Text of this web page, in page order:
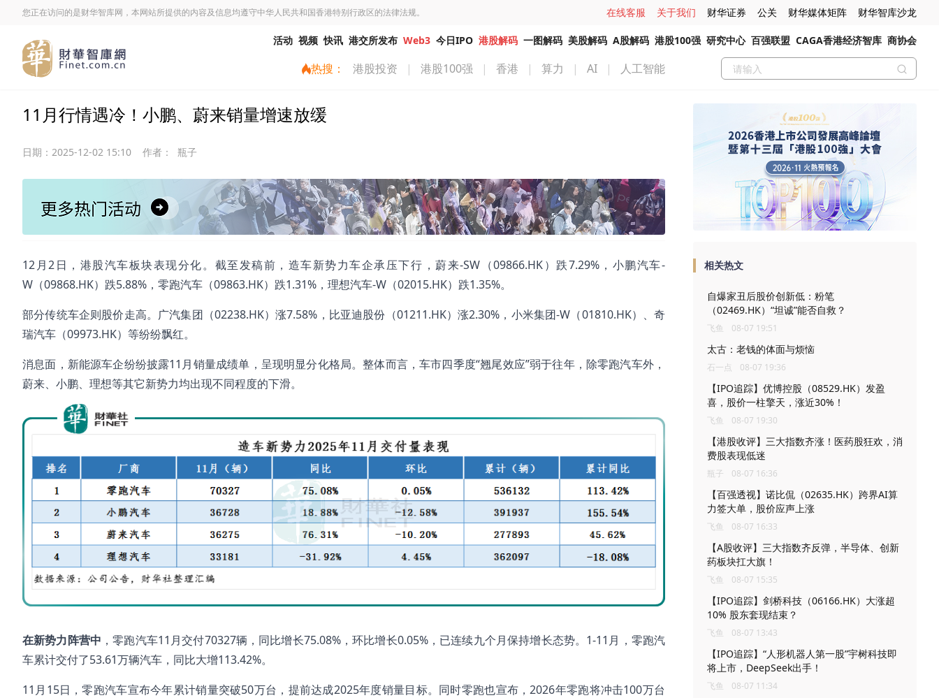
您正在访问的是财华智库网，本网站所提供的内容及信息均遵守中华人民共和国香港特别行政区的法律法规。 在线客服 关于我们 财华证券 公关 财华媒体矩阵 财华智库沙龙
活动 视频 快讯 港交所发布 Web3 今日IPO 港股解码 一图解码 美股解码 A股解码 港股100强 研究中心 百强联盟 CAGA香港经济智库 商协会
热搜： 港股投资 | 港股100强 | 香港 | 算力 | AI | 人工智能
11月行情遇冷！小鹏、蔚来销量增速放缓
日期： 2025-12-02 15:10 作者： 瓶子
12月2日，港股汽车板块表现分化。截至发稿前，造车新势力车企承压下行，蔚来-SW（09866.HK）跌7.29%，小鹏汽车-
W（09868.HK）跌5.88%，零跑汽车（09863.HK）跌1.31%，理想汽车-W（02015.HK）跌1.35%。
部分传统车企则股价走高。广汽集团（02238.HK）涨7.58%，比亚迪股份（01211.HK）涨2.30%，小米集团-W（01810.HK）、奇
瑞汽车（09973.HK）等纷纷飘红。
消息面，新能源车企纷纷披露11月销量成绩单，呈现明显分化格局。整体而言，车市四季度“翘尾效应”弱于往年，除零跑汽车外，
蔚来、小鹏、理想等其它新势力均出现不同程度的下滑。
在新势力阵营中 ，零跑汽车11月交付70327辆，同比增长75.08%，环比增长0.05%，已连续九个月保持增长态势。1-11月，零跑汽
车累计交付了53.61万辆汽车，同比大增113.42%。
11月15日，零跑汽车宣布今年累计销量突破50万台，提前达成2025年度销量目标。同时零跑也宣布，2026年零跑将冲击100万台
相关热文
自爆家丑后股价创新低：粉笔
（02469.HK）“坦诚”能否自救？
飞鱼 08-07 19:51
太古：老钱的体面与烦恼
石一点 08-07 19:36
【IPO追踪】优博控股（08529.HK）发盈
喜，股价一柱擎天，涨近30%！
飞鱼 08-07 19:30
【港股收评】三大指数齐涨！医药股狂欢，消
费股表现低迷
瓶子 08-07 16:36
【百强透视】诺比侃（02635.HK）跨界AI算
力签大单，股价应声上涨
飞鱼 08-07 16:33
【A股收评】三大指数齐反弹，半导体、创新
药板块扛大旗！
飞鱼 08-07 15:35
【IPO追踪】剑桥科技（06166.HK）大涨超
10% 股东套现结束？
飞鱼 08-07 13:43
【IPO追踪】“人形机器人第一股”宇树科技即
将上市，DeepSeek出手！
飞鱼 08-07 11:34